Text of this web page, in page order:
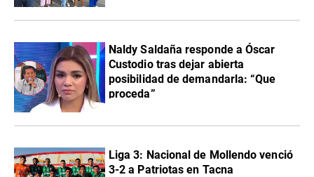
Naldy Saldaña responde a Óscar
Custodio tras dejar abierta
posibilidad de demandarla: “Que
proceda”
Liga 3: Nacional de Mollendo venció
3-2 a Patriotas en Tacna